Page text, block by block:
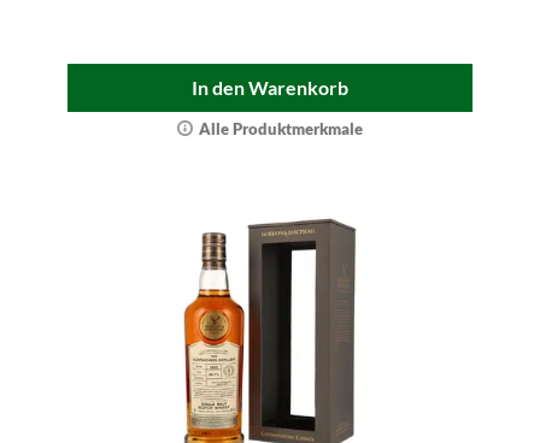
In den Warenkorb
Alle Produktmerkmale